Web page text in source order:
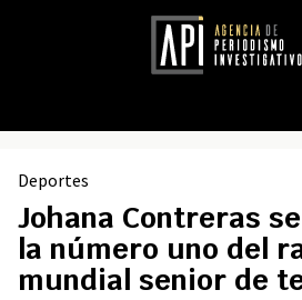
Deportes
Johana Contreras
la número uno del
mundial senior de